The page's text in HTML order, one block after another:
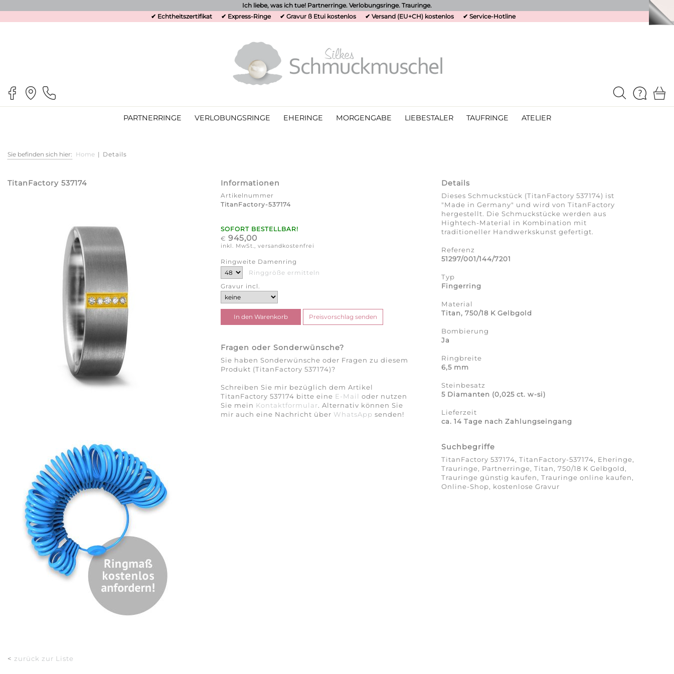
Ich liebe, was ich tue! Partnerringe. Verlobungsringe. Trauringe.
✔ Echtheitszertifikat
✔ Express-Ringe ✔ Gravur ß Etui kostenlos ✔ Versand (EU+CH) kostenlos ✔ Service-Hotline
PARTNERRINGE VERLOBUNGSRINGE EHERINGE MORGENGABE LIEBESTALER TAUFRINGE ATELIER
Sie befinden sich hier: Home | Details
TitanFactory 537174 Informationen
Artikelnummer
TitanFactory-537174
SOFORT BESTELLBAR!
€ 945,00
inkl. MwSt., versandkostenfrei
Ringweite Damenring
Ringgröße ermitteln
Gravur incl.
Fragen oder Sonderwünsche?
Sie haben Sonderwünsche oder Fragen zu diesem
Produkt (TitanFactory 537174)?
Schreiben Sie mir bezüglich dem Artikel
TitanFactory 537174 bitte eine E-Mail oder nutzen
Sie mein Kontaktformular. Alternativ können Sie
mir auch eine Nachricht über WhatsApp senden!
Details
Dieses Schmuckstück (TitanFactory 537174) ist
"Made in Germany" und wird von TitanFactory
hergestellt. Die Schmuckstücke werden aus
Hightech-Material in Kombination mit
traditioneller Handwerkskunst gefertigt.
Referenz
51297/001/144/7201
Typ
Fingerring
Material
Titan, 750/18 K Gelbgold
Bombierung
Ja
Ringbreite
6,5 mm
Steinbesatz
5 Diamanten (0,025 ct. w-si)
Lieferzeit
ca. 14 Tage nach Zahlungseingang
Suchbegriffe
TitanFactory 537174, TitanFactory-537174, Eheringe,
Trauringe, Partnerringe, Titan, 750/18 K Gelbgold,
Trauringe günstig kaufen, Trauringe online kaufen,
Online-Shop, kostenlose Gravur
< zurück zur Liste